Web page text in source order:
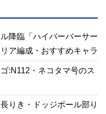
降臨「ハイパーバーサー
ア編成・おすすめキャラ
:N112・ネコタマ号のス
りき・ドッジボール部り